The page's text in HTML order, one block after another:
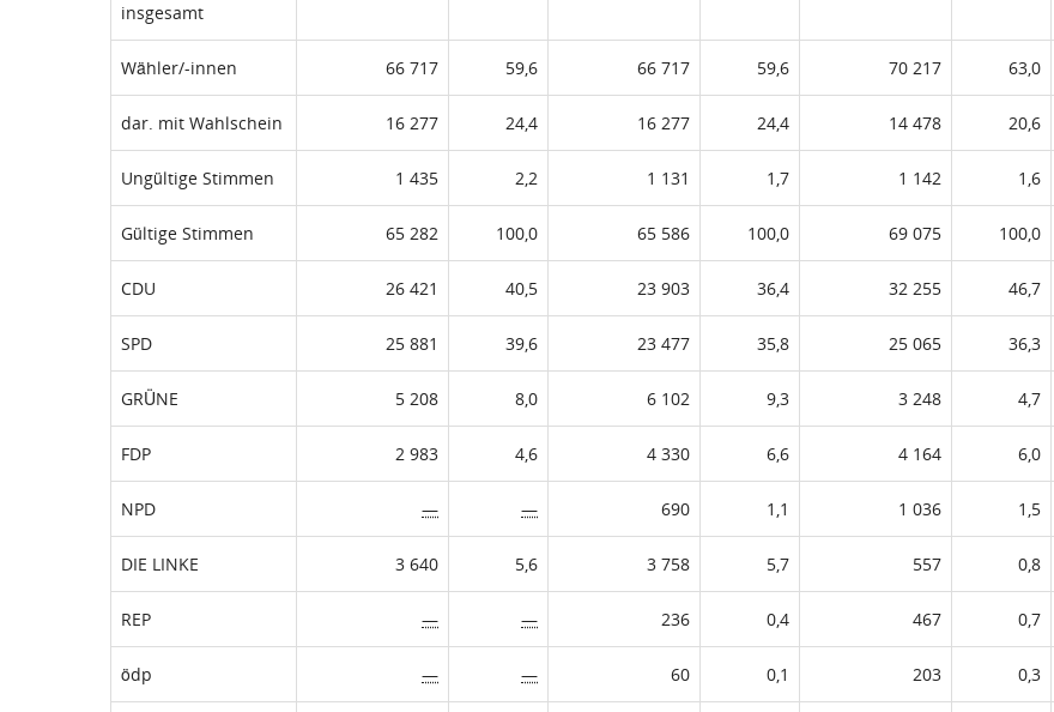
insgesamt
Wähler/-innen 66 717 59,6 66 717 59,6 70 217 63,0
dar. mit Wahlschein 16 277 24,4 16 277 24,4 14 478 20,6
Ungültige Stimmen 1 435 2,2 1 131 1,7 1 142 1,6
Gültige Stimmen 65 282 100,0 65 586 100,0 69 075 100,0
CDU 26 421 40,5 23 903 36,4 32 255 46,7
SPD 25 881 39,6 23 477 35,8 25 065 36,3
GRÜNE 5 208 8,0 6 102 9,3 3 248 4,7
FDP 2 983 4,6 4 330 6,6 4 164 6,0
NPD — — 690 1,1 1 036 1,5
DIE LINKE 3 640 5,6 3 758 5,7 557 0,8
REP — — 236 0,4 467 0,7
ödp — — 60 0,1 203 0,3